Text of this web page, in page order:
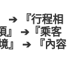
➔ 『行程相
』 ➔『乘客
』 ➔
『內容